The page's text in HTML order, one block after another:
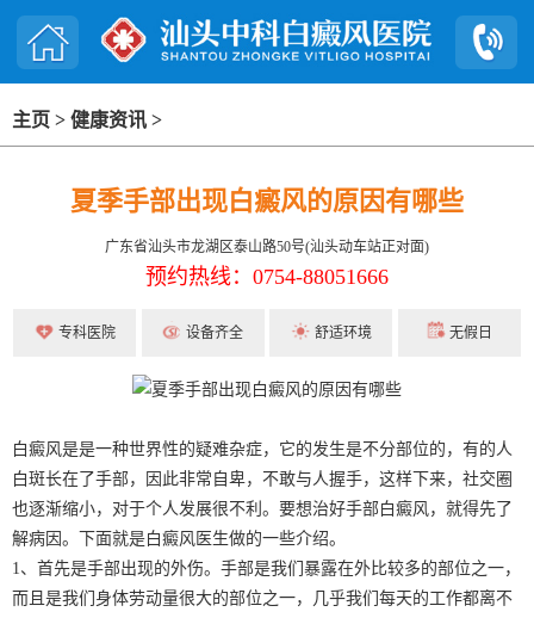
主页 > 健康资讯 >
夏季手部出现白癜风的原因有哪些
广东省汕头市龙湖区泰山路50号(汕头动车站正对面)
预约热线：0754-88051666
专科医院 设备齐全 舒适环境 无假日
白癜风是是一种世界性的疑难杂症，它的发生是不分部位的，有的人
白斑长在了手部，因此非常自卑，不敢与人握手，这样下来，社交圈
也逐渐缩小，对于个人发展很不利。要想治好手部白癜风，就得先了
解病因。下面就是白癜风医生做的一些介绍。
1、首先是手部出现的外伤。手部是我们暴露在外比较多的部位之一，
而且是我们身体劳动量很大的部位之一，几乎我们每天的工作都离不